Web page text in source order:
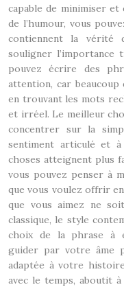
capable de minimiser
de l’humour, vous
contiennent la vérité
souligner l’importance
pouvez écrire des
attention, car
en trouvant les mots
et irréel. Le meilleur
concentrer sur la
sentiment articulé et
choses atteignent plus
vous pouvez penser à
que vous voulez offrir
que vous aimez ne
classique, le style
choix de la phrase à
guider par votre âme
adaptée à votre histoire
avec le temps, aboutit